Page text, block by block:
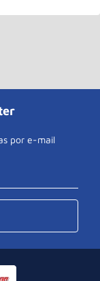
por e-mail